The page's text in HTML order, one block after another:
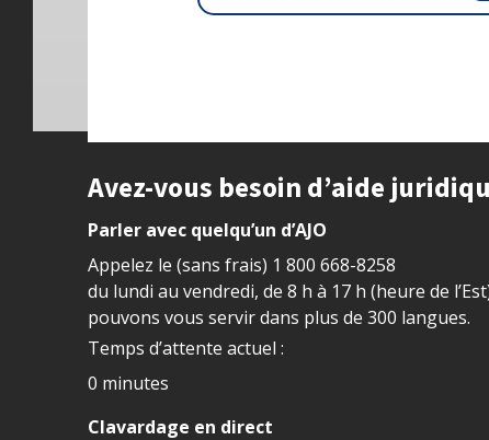
Site footer
Avez-vous besoin d’aide
Parler avec quelqu’un d’AJO
Appelez le (sans frais) 1 800 668-8258
du lundi au vendredi, de 8 h à 17 h (heure de
pouvons vous servir dans plus de 300 langues.
Temps d’attente actuel :
0 minutes
Clavardage en direct